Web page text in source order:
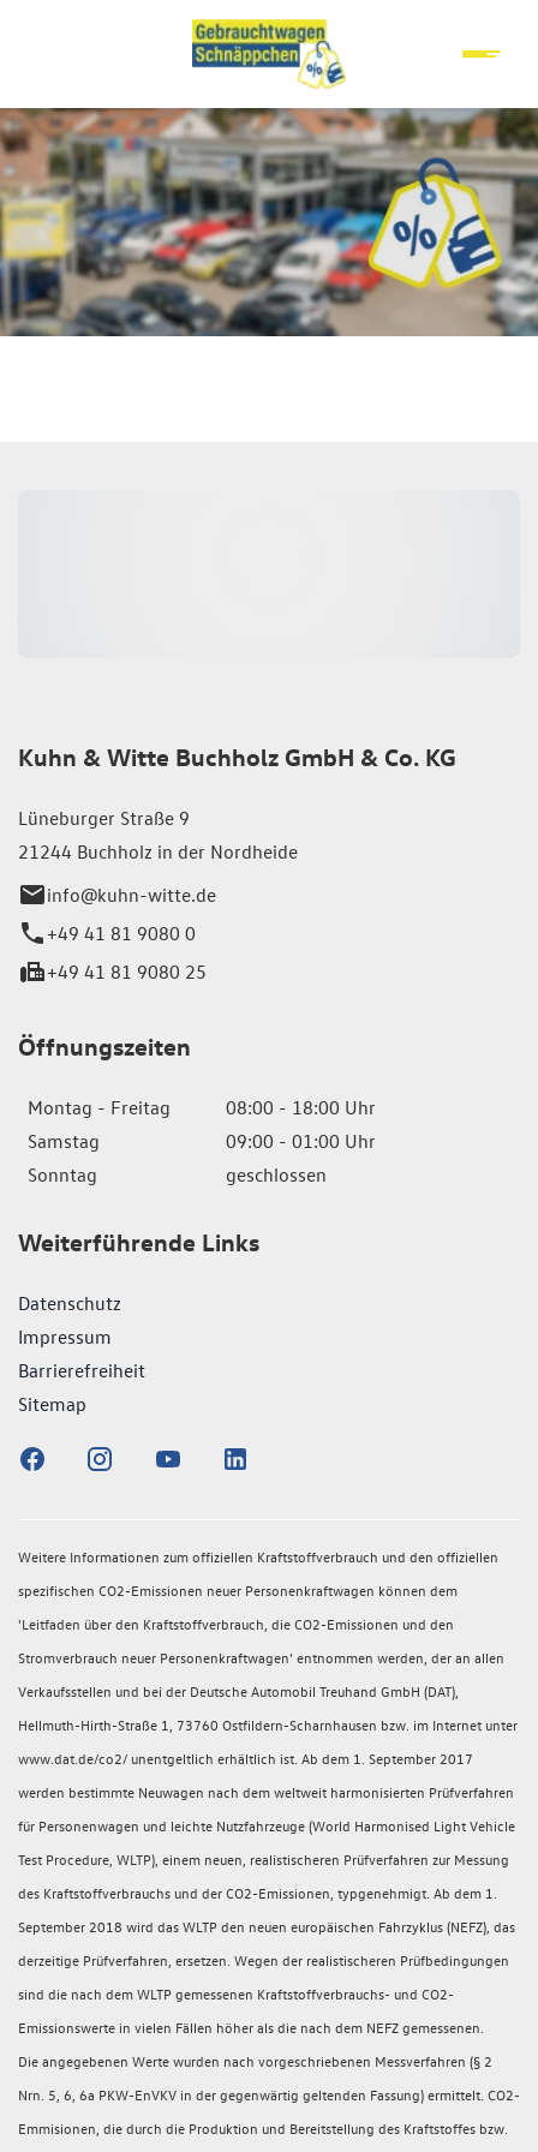
Kuhn & Witte Buchholz GmbH & Co. KG
Lüneburger Straße 9
21244 Buchholz in der Nordheide
info@kuhn-witte.de
+49 41 81 9080 0
+49 41 81 9080 25
Öffnungszeiten
Montag - Freitag
08:00 - 18:00 Uhr
Samstag
09:00 - 01:00 Uhr
Sonntag
geschlossen
Weiterführende Links
Datenschutz
Impressum
Barrierefreiheit
Sitemap
Weitere Informationen zum offiziellen Kraftstoffverbrauch und den offiziellen
spezifischen CO2-Emissionen neuer Personenkraftwagen können dem
'Leitfaden über den Kraftstoffverbrauch, die CO2-Emissionen und den
Stromverbrauch neuer Personenkraftwagen' entnommen werden, der an allen
Verkaufsstellen und bei der Deutsche Automobil Treuhand GmbH (DAT),
Hellmuth-Hirth-Straße 1, 73760 Ostfildern-Scharnhausen bzw. im Internet unter
www.dat.de/co2/ unentgeltlich erhältlich ist. Ab dem 1. September 2017
werden bestimmte Neuwagen nach dem weltweit harmonisierten Prüfverfahren
für Personenwagen und leichte Nutzfahrzeuge (World Harmonised Light Vehicle
Test Procedure, WLTP), einem neuen, realistischeren Prüfverfahren zur Messung
des Kraftstoffverbrauchs und der CO2-Emissionen, typgenehmigt. Ab dem 1.
September 2018 wird das WLTP den neuen europäischen Fahrzyklus (NEFZ), das
derzeitige Prüfverfahren, ersetzen. Wegen der realistischeren Prüfbedingungen
sind die nach dem WLTP gemessenen Kraftstoffverbrauchs- und CO2-
Emissionswerte in vielen Fällen höher als die nach dem NEFZ gemessenen.
Die angegebenen Werte wurden nach vorgeschriebenen Messverfahren (§ 2
Nrn. 5, 6, 6a PKW-EnVKV in der gegenwärtig geltenden Fassung) ermittelt. CO2-
Emmisionen, die durch die Produktion und Bereitstellung des Kraftstoffes bzw.